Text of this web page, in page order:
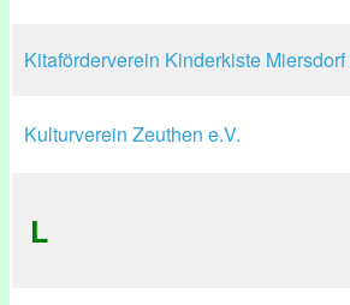
Kitaförderverein Kinderkiste Miersdorf
Kulturverein Zeuthen e.V.
L